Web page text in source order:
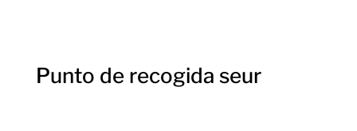
Punto de recogida seur